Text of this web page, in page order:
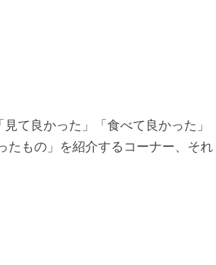
て良かった」「食べて良かった」
たもの」を紹介するコーナー、それ